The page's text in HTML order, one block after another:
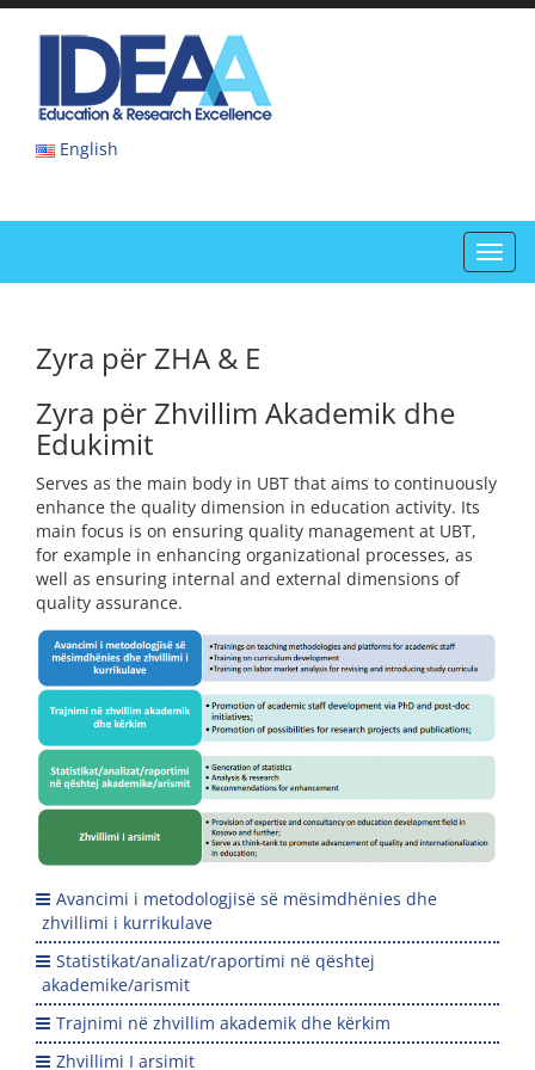
Skip
English
Zyra për ZHA & E
Zyra për Zhvillim Akademik dhe
Edukimit
Serves as the main body in UBT that aims to continuously
enhance the quality dimension in education activity. Its
main focus is on ensuring quality management at UBT,
for example in enhancing organizational processes, as
well as ensuring internal and external dimensions of
quality assurance.
Avancimi i metodologjisë së mësimdhënies dhe
zhvillimi i kurrikulave
Statistikat/analizat/raportimi në qështej
akademike/arismit
Trajnimi në zhvillim akademik dhe kërkim
Zhvillimi I arsimit